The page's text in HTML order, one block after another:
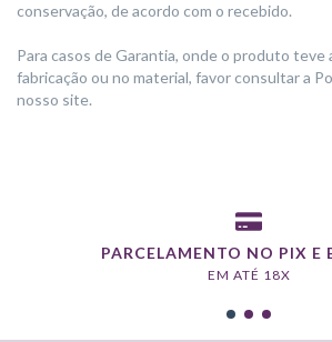
conservação, de acordo com o recebido.
Para casos de Garantia, onde o produto teve
fabricação ou no material, favor consultar a
nosso site.
PARCELAMENTO NO PIX E
EM ATÉ 18X